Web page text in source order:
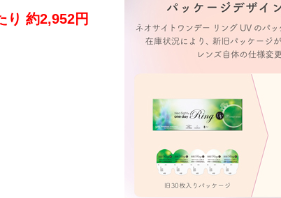
り 約2,952円